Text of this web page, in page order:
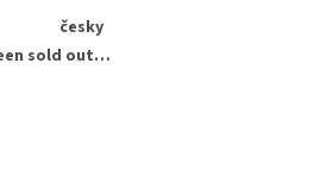
česky
sold out…